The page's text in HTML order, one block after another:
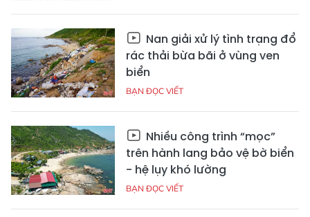
Nan giải xử lý tình trạng đổ
rác thải bừa bãi ở vùng ven
biển
BẠN ĐỌC VIẾT
Nhiều công trình “mọc”
trên hành lang bảo vệ bờ biển
- hệ lụy khó lường
BẠN ĐỌC VIẾT